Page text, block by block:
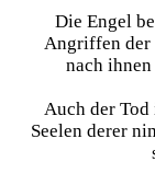
Die Engel
Angriffen der
nach
Auch der
Seelen derer